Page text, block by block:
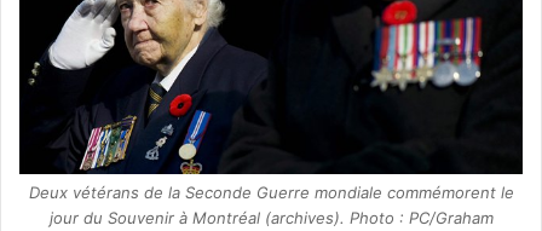
Deux vétérans de la Seconde Guerre mondiale commémorent le
jour du Souvenir à Montréal (archives). Photo : PC/Graham